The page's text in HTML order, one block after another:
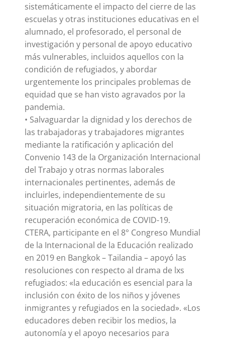
sistemáticamente el impacto del cierre de las
escuelas y otras instituciones educativas en el
alumnado, el profesorado, el personal de
investigación y personal de apoyo educativo
más vulnerables, incluidos aquellos con la
condición de refugiados, y abordar
urgentemente los principales problemas de
equidad que se han visto agravados por la
pandemia.
• Salvaguardar la dignidad y los derechos de
las trabajadoras y trabajadores migrantes
mediante la ratificación y aplicación del
Convenio 143 de la Organización Internacional
del Trabajo y otras normas laborales
internacionales pertinentes, además de
incluirles, independientemente de su
situación migratoria, en las políticas de
recuperación económica de COVID-19.
CTERA, participante en el 8° Congreso Mundial
de la Internacional de la Educación realizado
en 2019 en Bangkok – Tailandia – apoyó las
resoluciones con respecto al drama de lxs
refugiados: «la educación es esencial para la
inclusión con éxito de los niños y jóvenes
inmigrantes y refugiados en la sociedad». «Los
educadores deben recibir los medios, la
autonomía y el apoyo necesarios para